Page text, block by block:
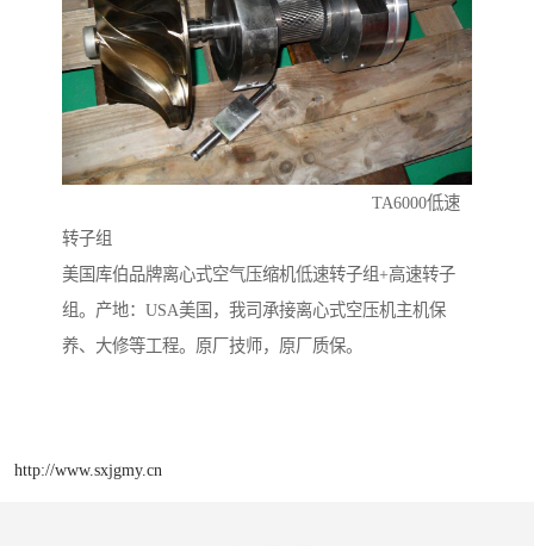
TA6000低速
转子组
美国库伯品牌离心式空气压缩机低速转子组+高速转子
组。产地：USA美国，我司承接离心式空压机主机保
养、大修等工程。原厂技师，原厂质保。
http://www.sxjgmy.cn